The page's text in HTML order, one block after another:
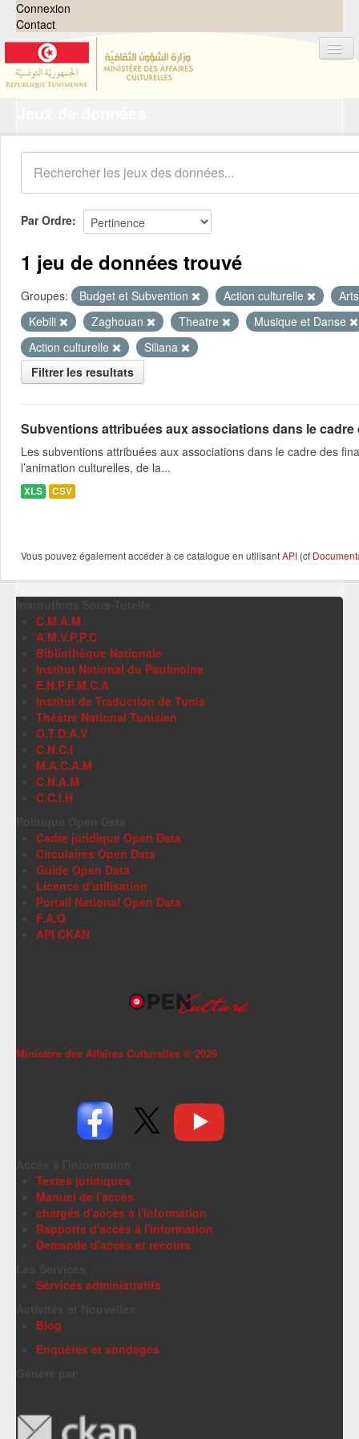
Connexion
Contact
Organisations
Groupes
Demandes 0
À propos
Par Ordre
1 jeu de données trouvé
Groupes: Budget et Subvention Action culturelle
Kebili
Zaghouan Theatre
Musique et Danse
Action culturelle
Siliana
Filtrer les resultats
Subventions attribuées aux associations dans le
Les subventions attribuées aux associations dans le cadre des
l’animation culturelles, de la...
XLS CSV
Vous pouvez également accéder à ce catalogue en utilisantAPI (cf
C.M.A.M
A.M.V.P.P.C
Bibliothèque Nationale
Institut National du Patrimoine
E.N.P.F.M.C.A
Institut de Traduction de Tunis
Théâtre National Tunisien
O.T.D.A.V
C.N.C.I
M.A.C.A.M
C.N.A.M
C.C.I.H
Cadre juridique Open Data
Circulaires Open Data
Guide Open Data
Licence d'utilisation
Portail National Open Data
F.A.Q
API CKAN
Ministère des Affaires Culturelles © 2026
Textes juridiques
Manuel de l'accès
chargés d'accès à l'information
Rapports d'accès à l'information
Demande d'accès et recours
Services administratifs
Blog
Enquêtes et sondages